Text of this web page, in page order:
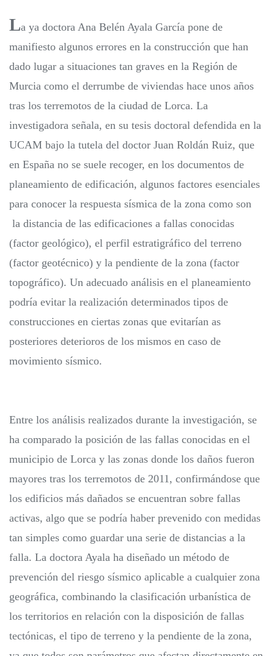
La ya doctora Ana Belén Ayala García pone de
manifiesto algunos errores en la construcción que han
dado lugar a situaciones tan graves en la Región de
Murcia como el derrumbe de viviendas hace unos años
tras los terremotos de la ciudad de Lorca. La
investigadora señala, en su tesis doctoral defendida en la
UCAM bajo la tutela del doctor Juan Roldán Ruiz, que
en España no se suele recoger, en los documentos de
planeamiento de edificación, algunos factores esenciales
para conocer la respuesta sísmica de la zona como son
la distancia de las edificaciones a fallas conocidas
(factor geológico), el perfil estratigráfico del terreno
(factor geotécnico) y la pendiente de la zona (factor
topográfico). Un adecuado análisis en el planeamiento
podría evitar la realización determinados tipos de
construcciones en ciertas zonas que evitarían as
posteriores deterioros de los mismos en caso de
movimiento sísmico.
Entre los análisis realizados durante la investigación, se
ha comparado la posición de las fallas conocidas en el
municipio de Lorca y las zonas donde los daños fueron
mayores tras los terremotos de 2011, confirmándose que
los edificios más dañados se encuentran sobre fallas
activas, algo que se podría haber prevenido con medidas
tan simples como guardar una serie de distancias a la
falla. La doctora Ayala ha diseñado un método de
prevención del riesgo sísmico aplicable a cualquier zona
geográfica, combinando la clasificación urbanística de
los territorios en relación con la disposición de fallas
tectónicas, el tipo de terreno y la pendiente de la zona,